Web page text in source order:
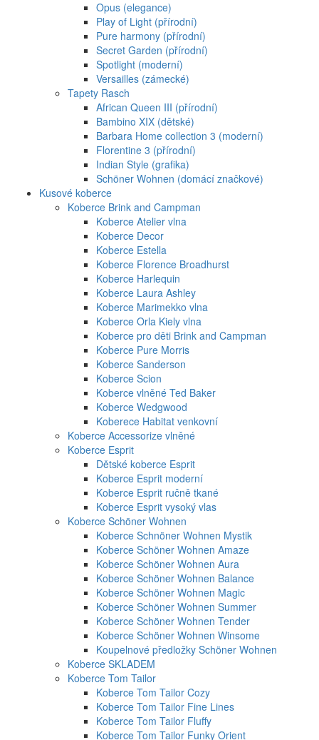
Opus (elegance)
Play of Light (přírodní)
Pure harmony (přírodní)
Secret Garden (přírodní)
Spotlight (moderní)
Versailles (zámecké)
Tapety Rasch
African Queen III (přírodní)
Bambino XIX (dětské)
Barbara Home collection 3 (moderní)
Florentine 3 (přírodní)
Indian Style (grafika)
Schöner Wohnen (domácí značkové)
Kusové koberce
Koberce Brink and Campman
Koberce Atelier vlna
Koberce Decor
Koberce Estella
Koberce Florence Broadhurst
Koberce Harlequin
Koberce Laura Ashley
Koberce Marimekko vlna
Koberce Orla Kiely vlna
Koberce pro děti Brink and Campman
Koberce Pure Morris
Koberce Sanderson
Koberce Scion
Koberce vlněné Ted Baker
Koberce Wedgwood
Koberece Habitat venkovní
Koberce Accessorize vlněné
Koberce Esprit
Dětské koberce Esprit
Koberce Esprit moderní
Koberce Esprit ručně tkané
Koberce Esprit vysoký vlas
Koberce Schöner Wohnen
Koberce Schnöner Wohnen Mystik
Koberce Schöner Wohnen Amaze
Koberce Schöner Wohnen Aura
Koberce Schöner Wohnen Balance
Koberce Schöner Wohnen Magic
Koberce Schöner Wohnen Summer
Koberce Schöner Wohnen Tender
Koberce Schöner Wohnen Winsome
Koupelnové předložky Schöner Wohnen
Koberce SKLADEM
Koberce Tom Tailor
Koberce Tom Tailor Cozy
Koberce Tom Tailor Fine Lines
Koberce Tom Tailor Fluffy
Koberce Tom Tailor Funky Orient